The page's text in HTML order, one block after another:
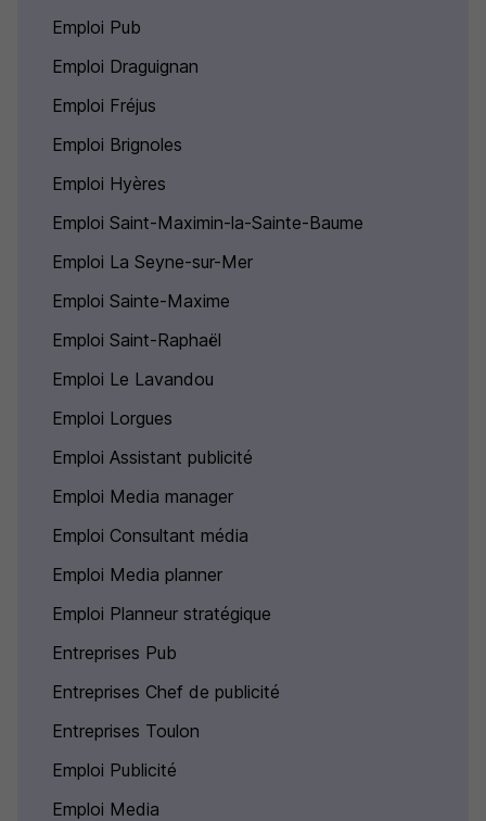
Emploi Pub
Emploi Draguignan
Emploi Fréjus
Emploi Brignoles
Emploi Hyères
Emploi Saint-Maximin-la-Sainte-Baume
Emploi La Seyne-sur-Mer
Emploi Sainte-Maxime
Emploi Saint-Raphaël
Emploi Le Lavandou
Emploi Lorgues
Emploi Assistant publicité
Emploi Media manager
Emploi Consultant média
Emploi Media planner
Emploi Planneur stratégique
Entreprises Pub
Entreprises Chef de publicité
Entreprises Toulon
Emploi Publicité
Emploi Media